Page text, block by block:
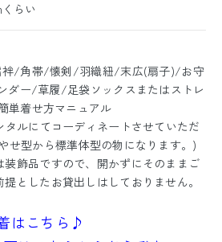
らい
/角帯/懐剣/羽織紐/末広(扇子)/お守
ダー/草履/足袋ソックスまたはストレ
単着せ方マニュアル
ルにてコーディネートさせていただ
せ型から標準体型の物になります。)
飾品ですので、開かずにそのままご
としたお貸出しはしておりません。
はこちら♪